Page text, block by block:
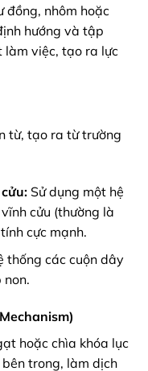
đồng, nhôm hoặc
hướng và tập
làm việc, tạo ra lực
từ, tạo ra từ trường
Sử dụng một hệ
cửu (thường là
cực mạnh.
thống các cuộn dây
hoặc chìa khóa lục
trong, làm dịch